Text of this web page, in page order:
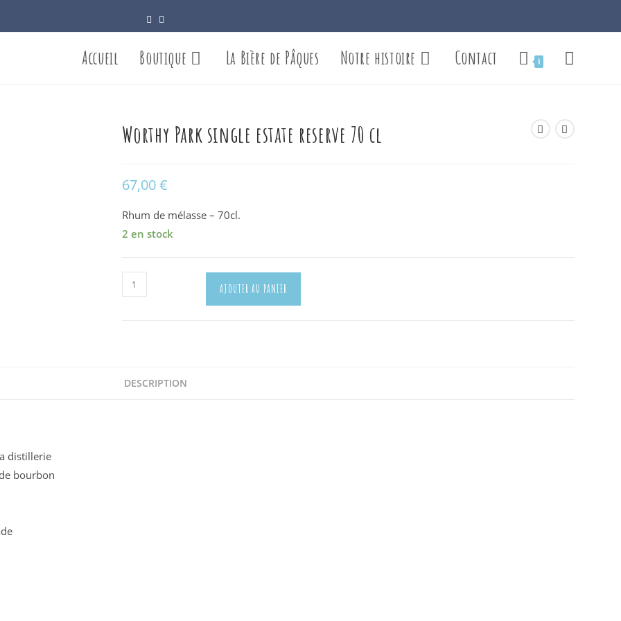
Accueil Boutique La Bière de Pâques Notre histoire Contact 0 Toggle
Worthy Park single estate reserve 70 cl
67,00€
Rhum de mélasse – 70cl.
2 en stock
quantité
de
reserve
AJOUTER AU PANIER
DESCRIPTION
distillerie
bourbon